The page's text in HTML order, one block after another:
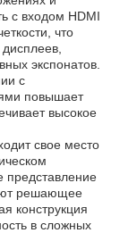
с входом HDMI
что
экспонатов.
с
повышает
высокое
свое место
представление
решающее
конструкция
в сложных